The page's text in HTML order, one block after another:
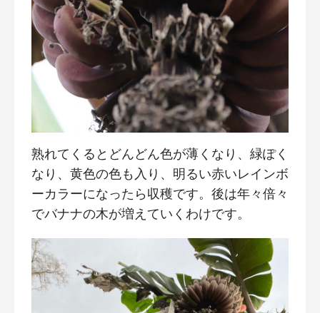
熟れてくるとどんどん色が薄くなり、緑ぽく
なり、黄色の色も入り、明るい赤いレインボ
ーカラーになったら収穫です。後は年々倍々
でバナナの木が増えていくわけです。